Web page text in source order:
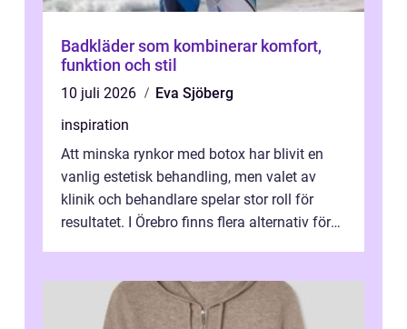
Badkläder som kombinerar komfort,
funktion och stil
10 juli 2026
Eva Sjöberg
inspiration
Att minska rynkor med botox har blivit en
vanlig estetisk behandling, men valet av
klinik och behandlare spelar stor roll för
resultatet. I Örebro finns flera alternativ för